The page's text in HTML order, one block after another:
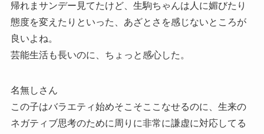
帰れまサンデー見てたけど、生駒ちゃんは人に媚びたり
態度を変えたりといった、あざとさを感じないところが
良いよね。
芸能生活も長いのに、ちょっと感心した。
名無しさん
この子はバラエティ始めそこそここなせるのに、生来の
ネガティブ思考のために周りに非常に謙虚に対応してる